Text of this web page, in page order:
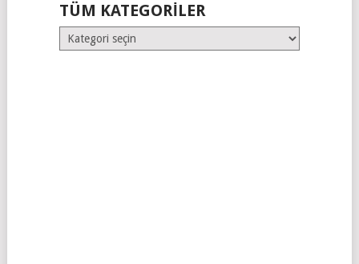
TÜM KATEGORILER
Tüm
Kategoriler